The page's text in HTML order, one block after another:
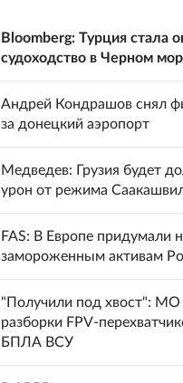
Bloomberg: Турция стала
судоходство в Черном
Андрей Кондрашов снял
за донецкий аэропорт
Медведев: Грузия будет
урон от режима
FAS: В Европе придумали
замороженным активам
"Получили под хвост": МО
разборки FPV-
БПЛА ВСУ